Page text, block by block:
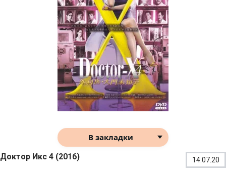
В закладки
Доктор Икс 4 (2016) 14.07.20